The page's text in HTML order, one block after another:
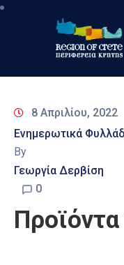
Περιφέρεια
&
Δράσεις
Ψηφιακές
Επικοινωνία
8 Απριλίου, 2022
Ενημερωτικά
By
Γεωργία Δερβίση
0